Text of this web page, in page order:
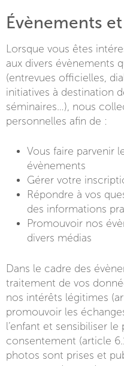
Évènements
Lorsque vous êtes
aux divers évènements
(entrevues officielles,
initiatives à destination
séminaires…), nous
personnelles afin de :
Vous faire parvenir
évènements
Gérer votre
Répondre à vos
des informations
Promouvoir nos
divers médias
Dans le cadre des
traitement de vos
nos intérêts légitimes
promouvoir les
l’enfant et sensibiliser
consentement (article
photos sont prises et